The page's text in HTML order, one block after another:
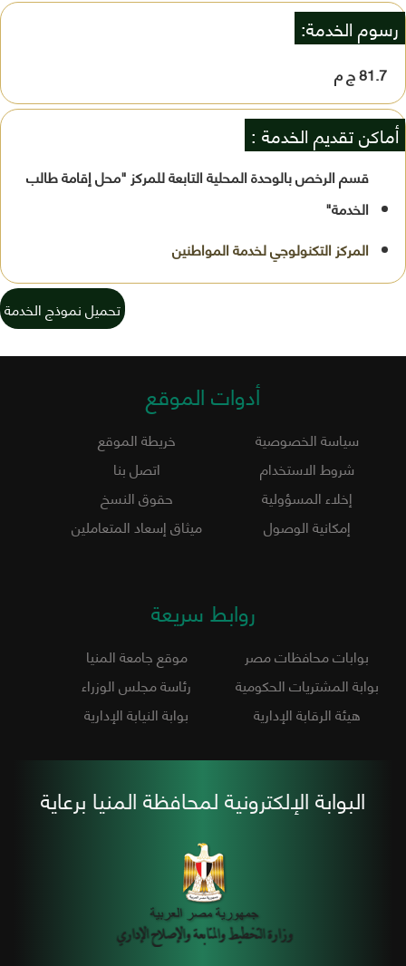
رسوم الخدمة:
81.7 ج م
أماكن تقديم الخدمة :
قسم الرخص بالوحدة المحلية التابعة للمركز "محل إقامة طالب
الخدمة"
تحميل نموذج الخدمة
أدوات الموقع
سياسة الخصوصية
خريطة الموقع
شروط الاستخدام
اتصل بنا
إخلاء المسؤولية
حقوق النسخ
إمكانية الوصول
ميثاق إسعاد المتعاملين
روابط سريعة
بوابات محافظات مصر
موقع جامعة المنيا
بوابة المشتريات الحكومية
رئاسة مجلس الوزراء
هيئة الرقابة الإدارية
بوابة النيابة الإدارية
البوابة الإلكترونية لمحافظة المنيا برعاية